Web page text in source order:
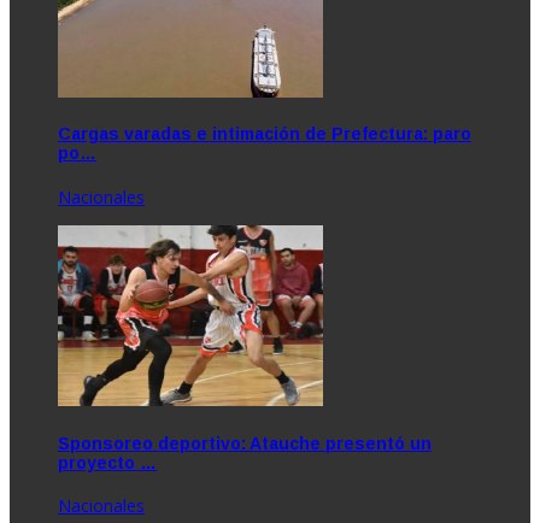
Cargas varadas e intimación de Prefectura: paro
po…
Nacionales
Sponsoreo deportivo: Atauche presentó un
proyecto …
Nacionales